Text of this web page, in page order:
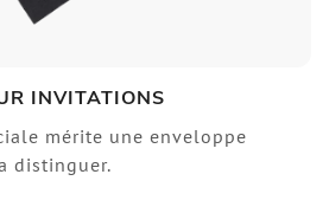
INVITATIONS
mérite une enveloppe
distinguer.